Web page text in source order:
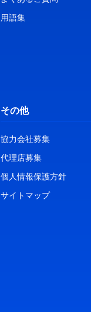
用語集
その他
協力会社募集
代理店募集
個人情報保護方針
サイトマップ